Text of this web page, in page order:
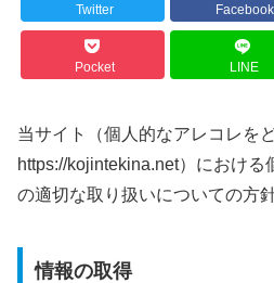
Twitter Facebook
Pocket LINE
当サイト（個人的なアレコレを
https://kojintekina.net）における
の適切な取り扱いについての方
情報の取得